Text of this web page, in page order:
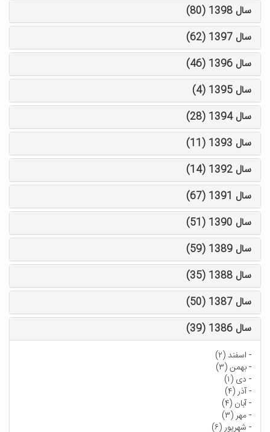
سال 1398 (80)
سال 1397 (62)
سال 1396 (46)
سال 1395 (4)
سال 1394 (28)
سال 1393 (11)
سال 1392 (14)
سال 1391 (67)
سال 1390 (51)
سال 1389 (59)
سال 1388 (35)
سال 1387 (50)
سال 1386 (39)
- اسفند (۲)
-بهمن (۳)
- دی (۱)
-آذر (۴)
-آبان (۴)
-مهر (۳)
- شهریور (۶)